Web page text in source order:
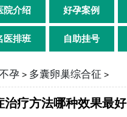
院介绍 好孕案例
医排班 自助挂号
孕 > 多囊卵巢综合征 >
治疗方法哪种效果最好